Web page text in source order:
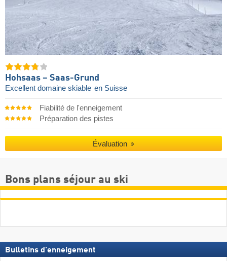
Hohsaas – Saas-Grund
Excellent domaine skiable en Suisse
Fiabilité de l'enneigement
Préparation des pistes
Évaluation
Bons plans séjour au ski
Bulletins d'enneigement